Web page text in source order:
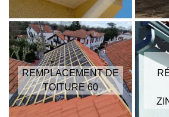
REMPLACEMENT DE
TOITURE 60